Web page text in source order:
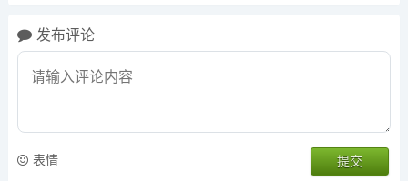
发布评论
表情